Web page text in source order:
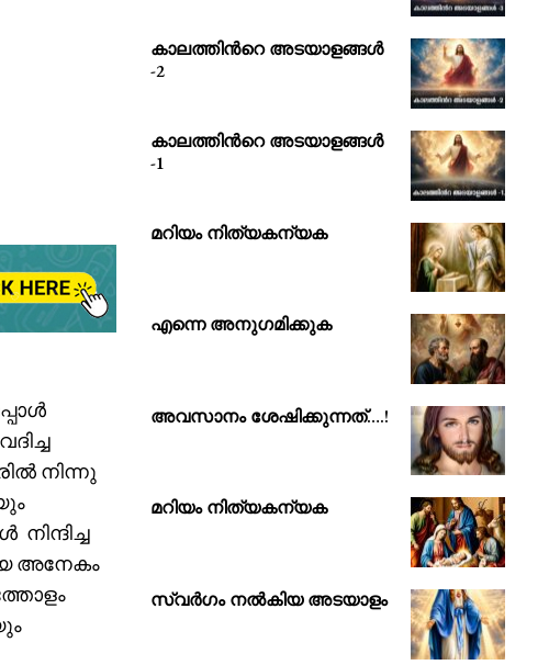
നിന്നു
അനേകം
കാലത്തിൻറെ അടയാളങ്ങൾ
-2
കാലത്തിൻറെ അടയാളങ്ങൾ
-1
മറിയം നിത്യകന്യക
എന്നെ അനുഗമിക്കുക
അവസാനം ശേഷിക്കുന്നത്….!
മറിയം നിത്യകന്യക
സ്വർഗം നൽകിയ അടയാളം